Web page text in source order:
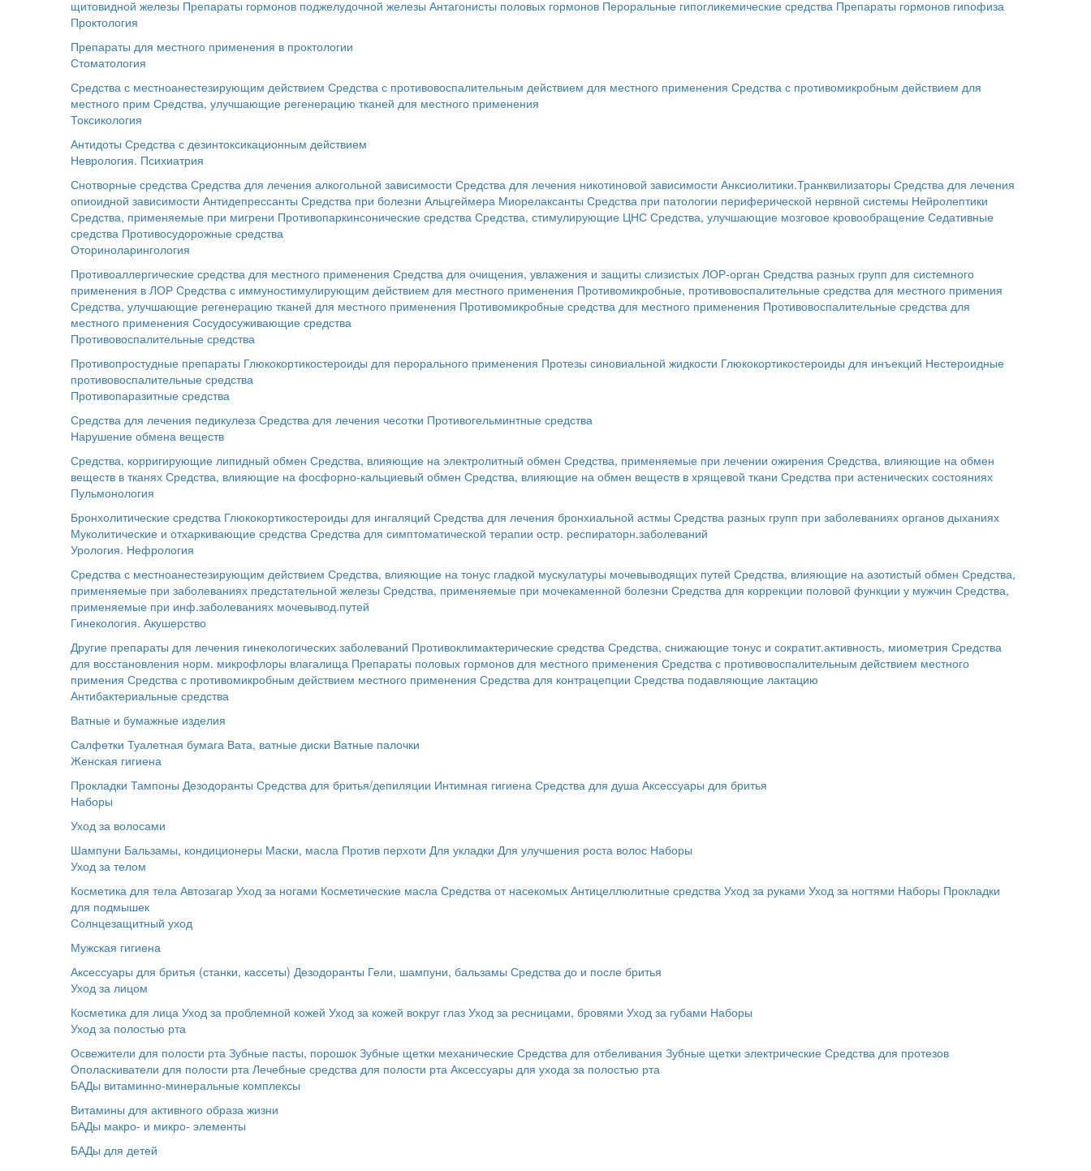
щитовидной железы Препараты гормонов поджелудочной железы Антагонисты половых гормонов Пероральные гипогликемические средства Препараты гормонов гипофиза
Проктология
Препараты для местного применения в проктологии
Стоматология
Средства с местноанестезирующим действием Средства с противовоспалительным действием для местного применения Средства с противомикробным действием для
местного прим Средства, улучшающие регенерацию тканей для местного применения
Токсикология
Антидоты Средства с дезинтоксикационным действием
Неврология. Психиатрия
Снотворные средства Средства для лечения алкогольной зависимости Средства для лечения никотиновой зависимости Анксиолитики.Транквилизаторы Средства для лечения
опиоидной зависимости Антидепрессанты Средства при болезни Альцгеймера Миорелаксанты Средства при патологии периферической нервной системы Нейролептики
Средства, применяемые при мигрени Противопаркинсонические средства Средства, стимулирующие ЦНС Средства, улучшающие мозговое кровообращение Седативные
средства Противосудорожные средства
Оториноларингология
Противоаллергические средства для местного применения Средства для очищения, увлажения и защиты слизистых ЛОР-орган Средства разных групп для системного
применения в ЛОР Средства с иммуностимулирующим действием для местного применения Противомикробные, противовоспалительные средства для местного примения
Средства, улучшающие регенерацию тканей для местного применения Противомикробные средства для местного применения Противовоспалительные средства для
местного применения Сосудосуживающие средства
Противовоспалительные средства
Противопростудные препараты Глюкокортикостероиды для перорального применения Протезы синовиальной жидкости Глюкокортикостероиды для инъекций Нестероидные
противовоспалительные средства
Противопаразитные средства
Средства для лечения педикулеза Средства для лечения чесотки Противогельминтные средства
Нарушение обмена веществ
Средства, корригирующие липидный обмен Средства, влияющие на электролитный обмен Средства, применяемые при лечении ожирения Средства, влияющие на обмен
веществ в тканях Средства, влияющие на фосфорно-кальциевый обмен Средства, влияющие на обмен веществ в хрящевой ткани Средства при астенических состояниях
Пульмонология
Бронхолитические средства Глюкокортикостероиды для ингаляций Средства для лечения бронхиальной астмы Средства разных групп при заболеваниях органов дыханиях
Муколитические и отхаркивающие средства Средства для симптоматической терапии остр. респираторн.заболеваний
Урология. Нефрология
Средства с местноанестезирующим действием Средства, влияющие на тонус гладкой мускулатуры мочевыводящих путей Средства, влияющие на азотистый обмен Средства,
применяемые при заболеваниях предстательной железы Средства, применяемые при мочекаменной болезни Средства для коррекции половой функции у мужчин Средства,
применяемые при инф.заболеваниях мочевывод.путей
Гинекология. Акушерство
Другие препараты для лечения гинекологических заболеваний Противоклимактерические средства Средства, снижающие тонус и сократит.активность, миометрия Средства
для восстановления норм. микрофлоры влагалища Препараты половых гормонов для местного применения Средства с противовоспалительным действием местного
примения Средства с противомикробным действием местного применения Средства для контрацепции Средства подавляющие лактацию
Антибактериальные средства
Ватные и бумажные изделия
Салфетки Туалетная бумага Вата, ватные диски Ватные палочки
Женская гигиена
Прокладки Тампоны Дезодоранты Средства для бритья/депиляции Интимная гигиена Средства для душа Аксессуары для бритья
Наборы
Уход за волосами
Шампуни Бальзамы, кондиционеры Маски, масла Против перхоти Для укладки Для улучшения роста волос Наборы
Уход за телом
Косметика для тела Автозагар Уход за ногами Косметические масла Средства от насекомых Антицеллюлитные средства Уход за руками Уход за ногтями Наборы Прокладки
для подмышек
Солнцезащитный уход
Мужская гигиена
Аксессуары для бритья (станки, кассеты) Дезодоранты Гели, шампуни, бальзамы Средства до и после бритья
Уход за лицом
Косметика для лица Уход за проблемной кожей Уход за кожей вокруг глаз Уход за ресницами, бровями Уход за губами Наборы
Уход за полостью рта
Освежители для полости рта Зубные пасты, порошок Зубные щетки механические Средства для отбеливания Зубные щетки электрические Средства для протезов
Ополаскиватели для полости рта Лечебные средства для полости рта Аксессуары для ухода за полостью рта
БАДы витаминно-минеральные комплексы
Витамины для активного образа жизни
БАДы макро- и микро- элементы
БАДы для детей